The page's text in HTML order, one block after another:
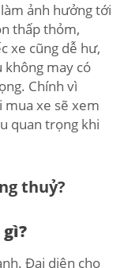
ảnh hưởng tới
thấp thỏm,
xe cũng dễ hư,
không may có
Chính vì
mua xe sẽ xem
quan trọng khi
thuỷ?
Đại diện cho